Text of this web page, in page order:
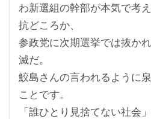
わ新選組の幹部が本気で考
抗どころか、
参政党に次期選挙では抜か
滅だ。
鮫島さんの言われるように
ことです。
「誰ひとり見捨てない社会